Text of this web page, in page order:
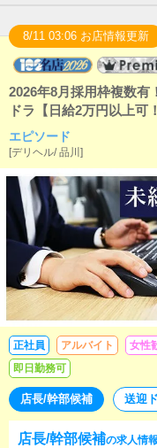
8/11 03:06 お店情報更新
2026年8月採用枠複数有
ドラ【日給2万円以上可
均勤続年数3年以上で長
プレミアムクラブ認定
さい！未経験の方大歓
界最高クラス（１Ｒ寮
暇等）各種手当もご用
勤、毎年昇給制度等）
で広いオフィスで気持
エピソード
[デリヘル/品川 ]
正社員 アルバイト 女性
即日勤務可
店長/幹部候補 送迎
店長/幹部候補の求人情報